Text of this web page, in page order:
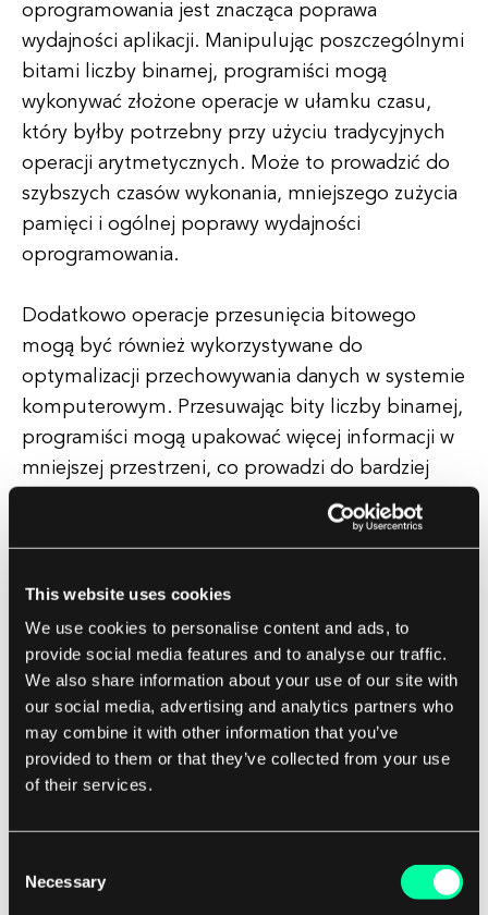
This website uses cookies
We use cookies to personalise content and ads, to
provide social media features and to analyse our traffic.
We also share information about your use of our site with
our social media, advertising and analytics partners who
may combine it with other information that you’ve
provided to them or that they’ve collected from your use
of their services.
Selection
Necessary
oprogramowania jest znacząca poprawa
wydajności aplikacji. Manipulując poszczególnymi
bitami liczby binarnej, programiści mogą
wykonywać złożone operacje w ułamku czasu,
który byłby potrzebny przy użyciu tradycyjnych
operacji arytmetycznych. Może to prowadzić do
szybszych czasów wykonania, mniejszego zużycia
pamięci i ogólnej poprawy wydajności
oprogramowania.
Dodatkowo operacje przesunięcia bitowego
mogą być również wykorzystywane do
optymalizacji przechowywania danych w systemie
komputerowym. Przesuwając bity liczby binarnej,
programiści mogą upakować więcej informacji w
mniejszej przestrzeni, co prowadzi do bardziej
efektywnego wykorzystania zasobów pamięci i
przechowywania. Może to być szczególnie
miejsce na dane są ograniczone, takich jak
systemy wbudowane lub urządzenia mobilne.
Co więcej, operacje przesunięcia bitowego są
również powszechnie stosowane w algorytmach
szyfrowania i kompresji danych. Manipulując
bitami liczby binarnej, programiści mogą
formie, co zwiększa bezpieczeństwo lub redukuje
wymaganą przestrzeń pamięci. Może to być
szczególnie ważne w aplikacjach, w których